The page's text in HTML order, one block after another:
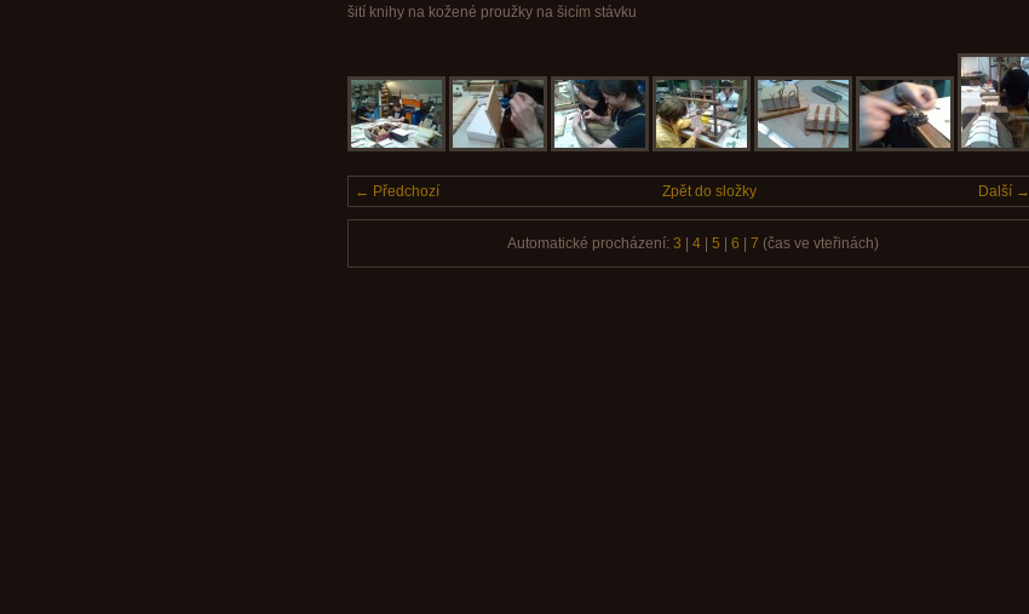
šití knihy na kožené proužky na šicím stávku
← Předchozí Další →
Zpět do složky
Automatické procházení: 3 4| 5 6 7 (čas ve vteřinách)